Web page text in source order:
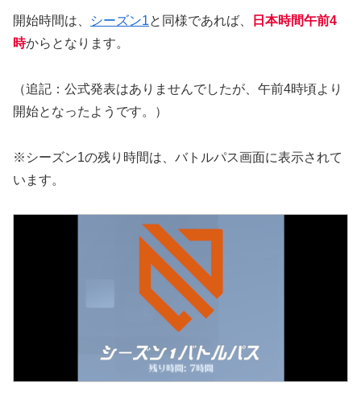
開始時間は、 シーズン1と同様であれば、
日本時間午前4
時からとなります。
（追記：公式発表はありませんでしたが、午前4時頃より
開始となったようです。）
※シーズン1の残り時間は、バトルパス画面に表示されて
います。